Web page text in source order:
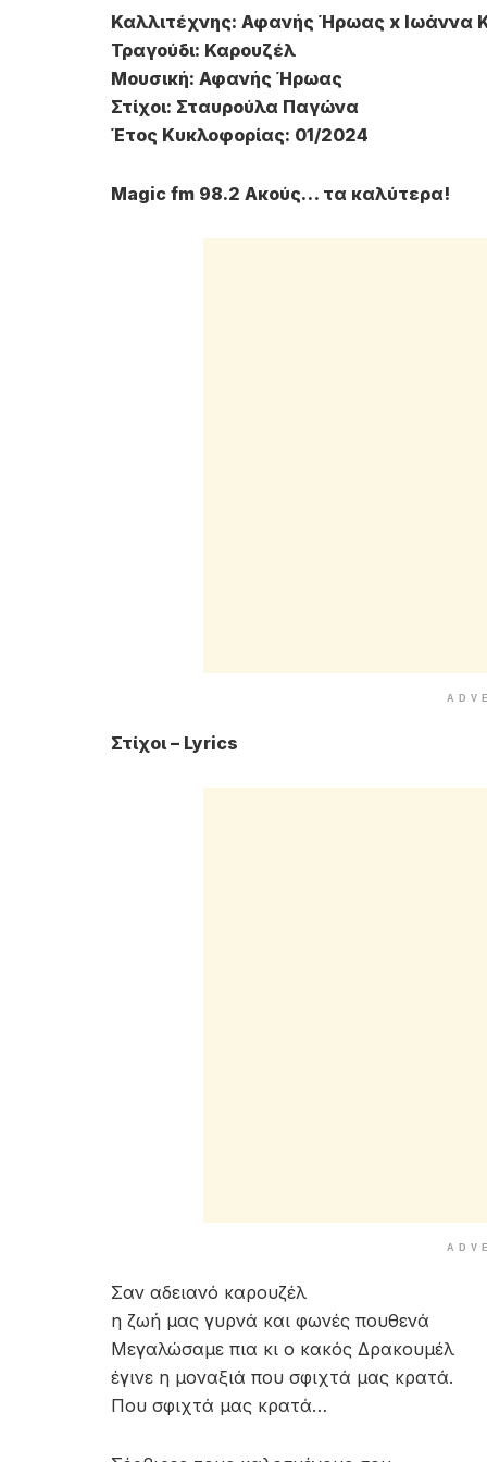
Καλλιτέχνης: Αφανής Ήρωας x Ιωάννα
Τραγούδι: Καρουζέλ
Μουσική: Αφανής Ήρωας
Στίχοι: Σταυρούλα Παγώνα
Έτος Κυκλοφορίας: 01/2024
Magic fm 98.2 Ακούς… τα καλύτερα!
Στίχοι – Lyrics
Σαν αδειανό καρουζέλ
η ζωή μας γυρνά και φωνές πουθενά
Μεγαλώσαμε πια κι ο κακός Δρακουμέλ
έγινε η μοναξιά που σφιχτά μας κρατά.
Που σφιχτά μας κρατά…